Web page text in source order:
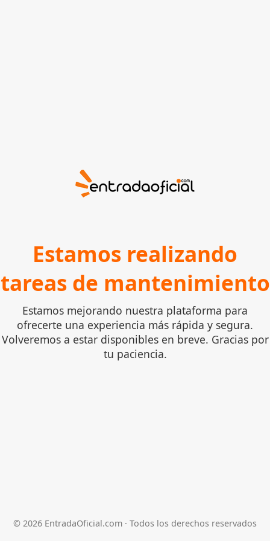
Estamos realizando
tareas de mantenimiento
Estamos mejorando nuestra plataforma para
ofrecerte una experiencia más rápida y segura.
Volveremos a estar disponibles en breve. Gracias por
tu paciencia.
© 2026 EntradaOficial.com · Todos los derechos reservados